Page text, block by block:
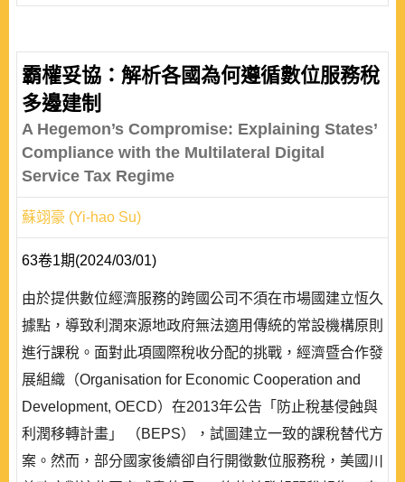
霸權妥協：解析各國為何遵循數位服務稅
多邊建制
A Hegemon’s Compromise: Explaining States’
Compliance with the Multilateral Digital
Service Tax Regime
蘇翊豪 (Yi-hao Su)
63卷1期(2024/03/01)
由於提供數位經濟服務的跨國公司不須在市場國建立恆久
據點，導致利潤來源地政府無法適用傳統的常設機構原則
進行課稅。面對此項國際稅收分配的挑戰，經濟暨合作發
展組織（Organisation for Economic Cooperation and
Development, OECD）在2013年公告「防止稅基侵蝕與
利潤移轉計畫」 （BEPS），試圖建立一致的課稅替代方
案。然而，部分國家後續卻自行開徵數位服務稅，美國川